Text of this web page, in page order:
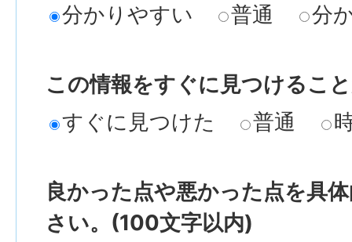
分かりやすい
普通 分
この情報をすぐに見つけるこ
すぐに見つけた
普通
良かった点や悪かった点を具
さい。(100文字以内)